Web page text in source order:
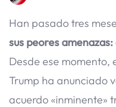
Han pasado tres
sus peores
Desde ese momento,
Trump ha anunciado
acuerdo «inminente»